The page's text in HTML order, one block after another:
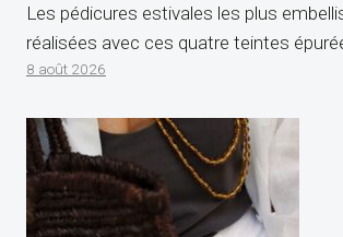
Les pédicures estivales les plus
réalisées avec ces quatre teintes
8 août 2026